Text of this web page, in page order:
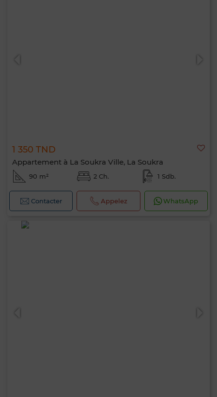
1 350 TND
Appartement à La Soukra Ville, La Soukra
90 m² 2 Ch. 1 Sdb.
Contacter Appelez WhatsApp